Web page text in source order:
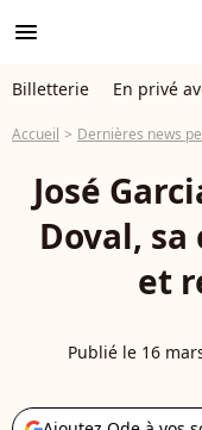
menu
Billetterie En privé
Accueil Dernières news
José
Doval,
et
Publié le 16